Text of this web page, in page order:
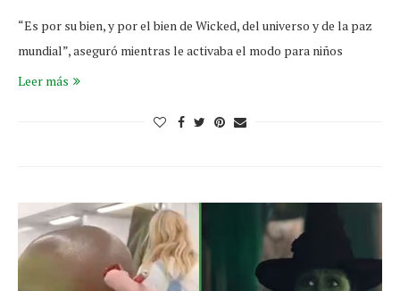
“Es por su bien, y por el bien de Wicked, del universo y de la paz
mundial”, aseguró mientras le activaba el modo para niños
Leer más